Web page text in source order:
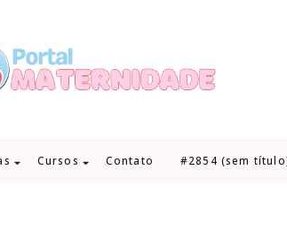
Cursos Contato #2854 (sem